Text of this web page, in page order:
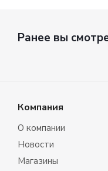
Ранее вы
Компания
О компании
Новости
Магазины